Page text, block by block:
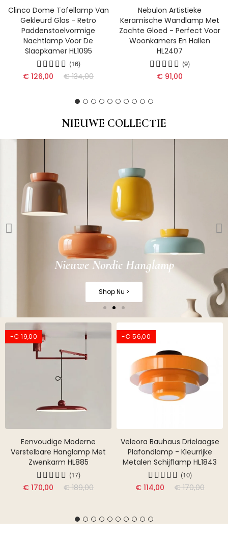
Clinco Dome Tafellamp Van
Gekleurd Glas - Retro
Paddenstoelvormige
Nachtlamp Voor De
Slaapkamer HL1095
(16)
€ 126,00 € 134,00
Nebulon Artistieke
Keramische Wandlamp Met
Zachte Gloed - Perfect Voor
Woonkamers En Hallen
HL2407
(9)
€ 91,00
NIEUWE COLLECTIE
-€ 19,00
Eenvoudige Moderne
Verstelbare Hanglamp Met
Zwenkarm HL885
(17)
€ 170,00 € 189,00
-€ 56,00
Veleora Bauhaus Drielaagse
Plafondlamp - Kleurrijke
Metalen Schijflamp HL1843
(10)
€ 114,00 € 170,00
Nieuwe Nordic Hanglamp
Shop Nu >